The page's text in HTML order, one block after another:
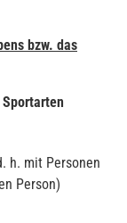
bzw. das
h. mit Personen
Person)